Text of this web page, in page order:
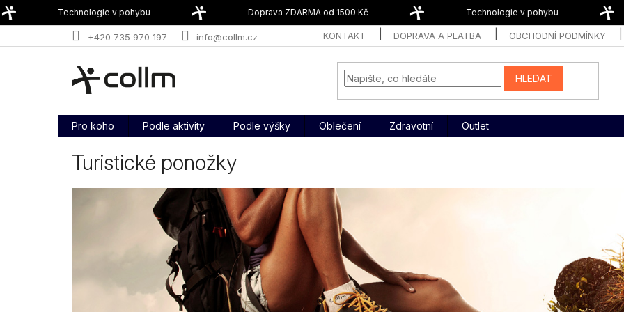
Přejít
na
Technologie v pohybu Doprava ZDARMA od 1500 Kč Technologie v pohybu
+420 735 970 197 info@collm.cz KONTAKT DOPRAVA A PLATBA OBCHODNÍ PODMÍNKY
HLEDAT
Pro koho Podle aktivity Podle výšky Oblečení Zdravotní Outlet
Turistické ponožky